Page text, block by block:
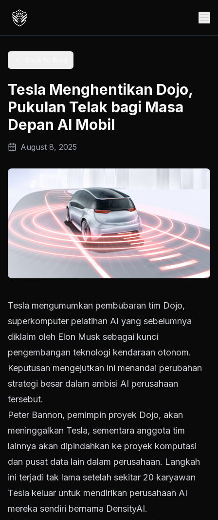
Tesla Menghentikan Dojo,
Pukulan Telak bagi Masa
Depan AI Mobil
August 8, 2025
Tesla mengumumkan pembubaran tim Dojo,
superkomputer pelatihan AI yang sebelumnya
diklaim oleh Elon Musk sebagai kunci
pengembangan teknologi kendaraan otonom.
Keputusan mengejutkan ini menandai perubahan
strategi besar dalam ambisi AI perusahaan
tersebut.
Peter Bannon, pemimpin proyek Dojo, akan
meninggalkan Tesla, sementara anggota tim
lainnya akan dipindahkan ke proyek komputasi
dan pusat data lain dalam perusahaan. Langkah
ini terjadi tak lama setelah sekitar 20 karyawan
Tesla keluar untuk mendirikan perusahaan AI
mereka sendiri bernama DensityAI.